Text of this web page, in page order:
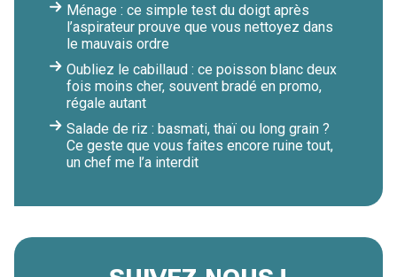
Ménage : ce simple test du doigt après
l’aspirateur prouve que vous nettoyez dans
le mauvais ordre
Oubliez le cabillaud : ce poisson blanc deux
fois moins cher, souvent bradé en promo,
régale autant
Salade de riz : basmati, thaï ou long grain ?
Ce geste que vous faites encore ruine tout,
un chef me l’a interdit